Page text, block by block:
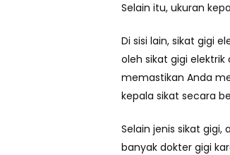
Selain itu, ukuran
Di sisi lain, sikat gigi
oleh sikat gigi
memastikan Anda
kepala sikat secara
Selain jenis sikat
banyak dokter gigi